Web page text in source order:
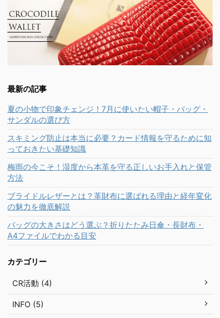
最新の記事
夏の小物で印象チェンジ！7月に使いたい帽子・バッグ・
サンダルの選び方
スキミング防止は本当に必要？カード情報を守るために知
っておきたい基礎知識
梅雨の今こそ！湿度から本革を守る正しいお手入れと保管
方法
ブライドルレザーとは？革財布に選ばれる理由と経年変化
の魅力を徹底解説
バッグの大きさはどう選ぶ？折りたたみ日傘・長財布・
A4ファイルでわかる目安
カテゴリー
CR活動 (4)
INFO (5)